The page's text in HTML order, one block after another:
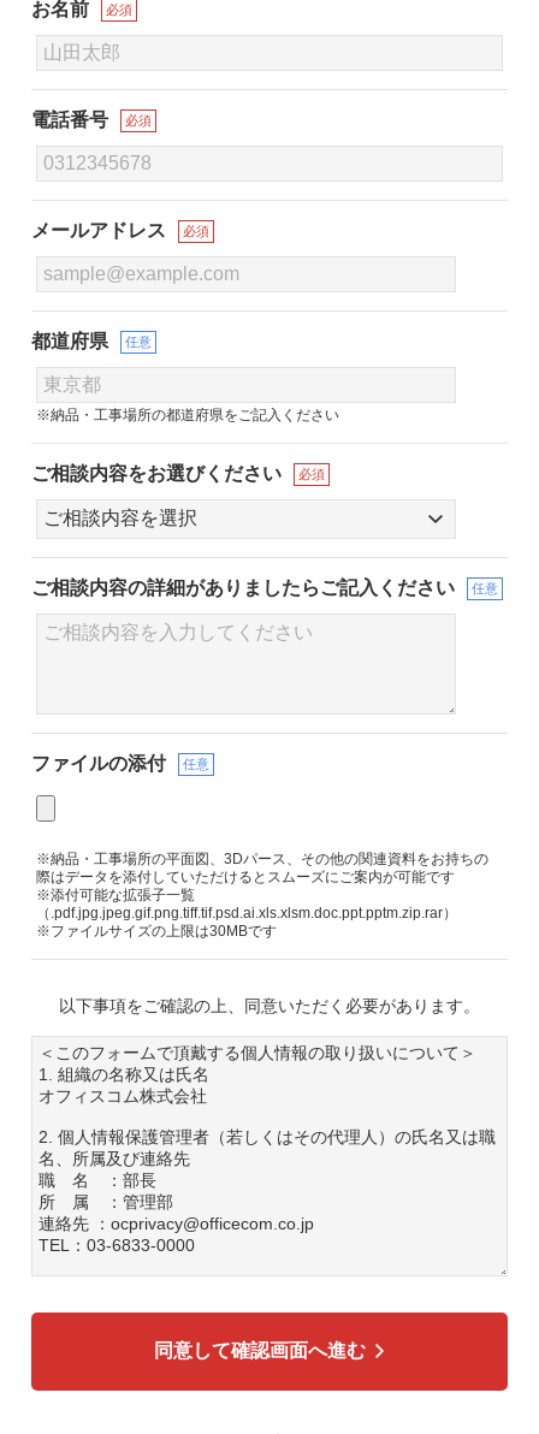
お名前 必須
電話番号 必須
メールアドレス 必須
都道府県 任意
※納品・工事場所の都道府県をご記入ください
ご相談内容をお選びください 必須
ご相談内容の詳細がありましたらご記入ください 任意
ファイルの添付 任意
※納品・工事場所の平面図、3Dパース、その他の関連資料をお持ちの
際はデータを添付していただけるとスムーズにご案内が可能です
※添付可能な拡張子一覧
（.pdf.jpg.jpeg.gif.png.tiff.tif.psd.ai.xls.xlsm.doc.ppt.pptm.zip.rar）
※ファイルサイズの上限は30MBです
以下事項をご確認の上、同意いただく必要があります。
＜このフォームで頂戴する個人情報の取り扱いについて＞
1. 組織の名称又は氏名
オフィスコム株式会社
2. 個人情報保護管理者（若しくはその代理人）の氏名又は職
名、所属及び連絡先
職 名 ：部長
所 属 ：管理部
連絡先 ：ocprivacy@officecom.co.jp
TEL：03-6833-0000
広告配信の効率化、マーケティング活動などのために、氏
同意して確認画面へ進む